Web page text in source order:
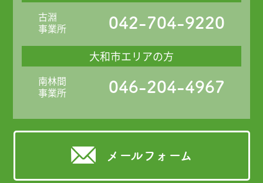
古淵
事業所
042-704-9220
大和市エリアの方
南林間
事業所
046-204-4967
メールフォーム